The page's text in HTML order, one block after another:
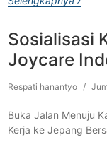
Sosialisasi
Joycare
Respati hanantyo /
Buka Jalan Menuju
Kerja ke Jepang